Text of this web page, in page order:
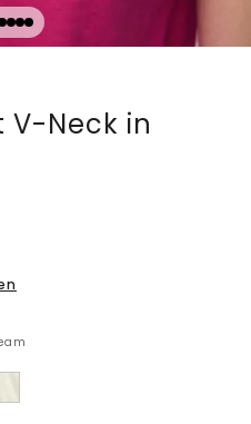
V-Neck in